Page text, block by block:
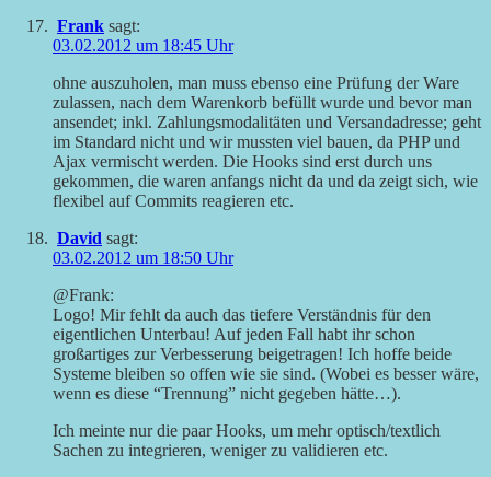
Frank sagt:
03.02.2012 um 18:45 Uhr
ohne auszuholen, man muss ebenso eine Prüfung der Ware
zulassen, nach dem Warenkorb befüllt wurde und bevor man
ansendet; inkl. Zahlungsmodalitäten und Versandadresse; geht
im Standard nicht und wir mussten viel bauen, da PHP und
Ajax vermischt werden. Die Hooks sind erst durch uns
gekommen, die waren anfangs nicht da und da zeigt sich, wie
flexibel auf Commits reagieren etc.
David sagt:
03.02.2012 um 18:50 Uhr
@Frank:
Logo! Mir fehlt da auch das tiefere Verständnis für den
eigentlichen Unterbau! Auf jeden Fall habt ihr schon
großartiges zur Verbesserung beigetragen! Ich hoffe beide
Systeme bleiben so offen wie sie sind. (Wobei es besser wäre,
wenn es diese “Trennung” nicht gegeben hätte…).
Ich meinte nur die paar Hooks, um mehr optisch/textlich
Sachen zu integrieren, weniger zu validieren etc.